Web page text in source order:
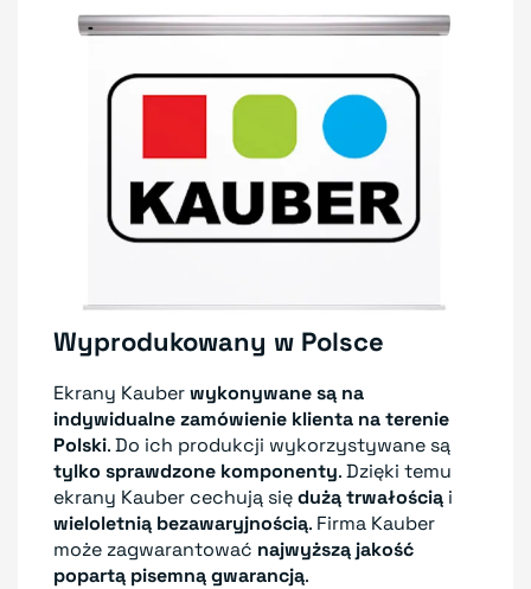
Wyprodukowany w Polsce
Ekrany Kauberwykonywane są na
indywidualne zamówienie klienta na terenie
Polski. Do ich produkcji wykorzystywane są
tylko sprawdzone komponenty. Dzięki temu
ekrany Kauber cechują siędużą trwałością i
wieloletnią bezawaryjnością. Firma Kauber
może zagwarantować najwyższą jakość
popartą pisemną gwarancją.